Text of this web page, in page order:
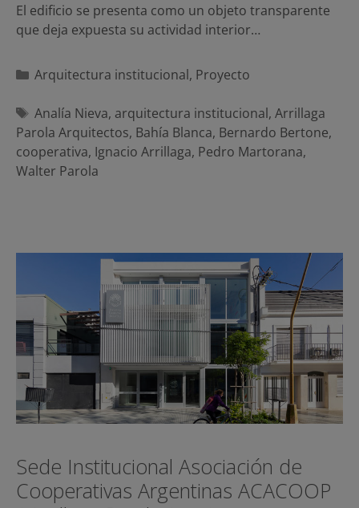
El edificio se presenta como un objeto transparente
que deja expuesta su actividad interior…
Categorías
Arquitectura institucional, Proyecto
Etiquetas
Analía Nieva, arquitectura institucional, Arrillaga
Parola Arquitectos, Bahía Blanca, Bernardo Bertone,
cooperativa, Ignacio Arrillaga, Pedro Martorana,
Walter Parola
Sede Institucional Asociación de
Cooperativas Argentinas ACACOOP